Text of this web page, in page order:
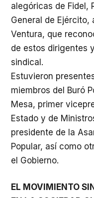
alegóricas de Fidel,
General de Ejército,
Ventura, que
de estos dirigentes
sindical.
Estuvieron
miembros del Buró
Mesa, primer
Estado y de
presidente de la
Popular, así como
el Gobierno.
EL MOVIMIENTO